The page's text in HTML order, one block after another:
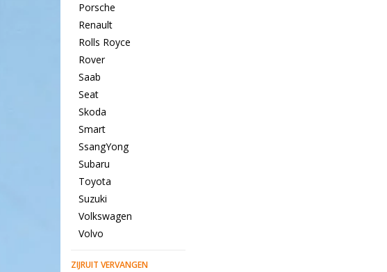
Porsche
Renault
Rolls Royce
Rover
Saab
Seat
Skoda
Smart
SsangYong
Subaru
Toyota
Suzuki
Volkswagen
Volvo
ZIJRUIT VERVANGEN